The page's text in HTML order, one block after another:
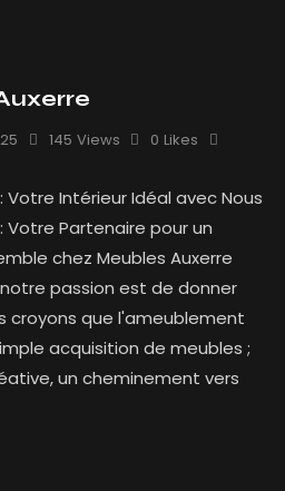
145 Views 0 Likes
Intérieur Idéal avec Nous
Partenaire pour un
chez Meubles Auxerre
passion est de donner
croyons que l'ameublement
acquisition de meubles ;
un cheminement vers